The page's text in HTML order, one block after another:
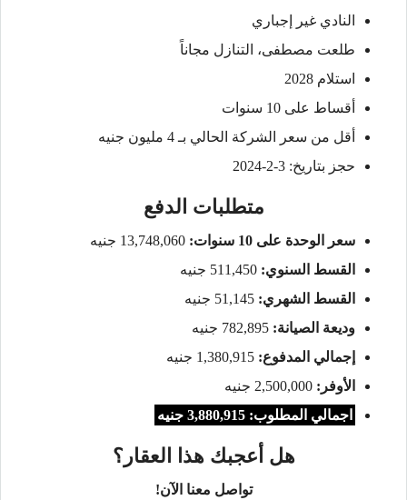
النادي غير إجباري
طلعت مصطفى، التنازل مجاناً
استلام 2028
أقساط على 10 سنوات
أقل من سعر الشركة الحالي بـ 4 مليون جنيه
حجز بتاريخ: 3-2-2024
متطلبات الدفع
سعر الوحدة على 10 سنوات:
القسط السنوي:
القسط الشهري:
وديعة الصيانة:
إجمالي المدفوع:
الأوفر:
اجمالي المطلوب: 3,880,915 جنيه
هل أعجبك هذا العقار؟
تواصل معنا الآن!